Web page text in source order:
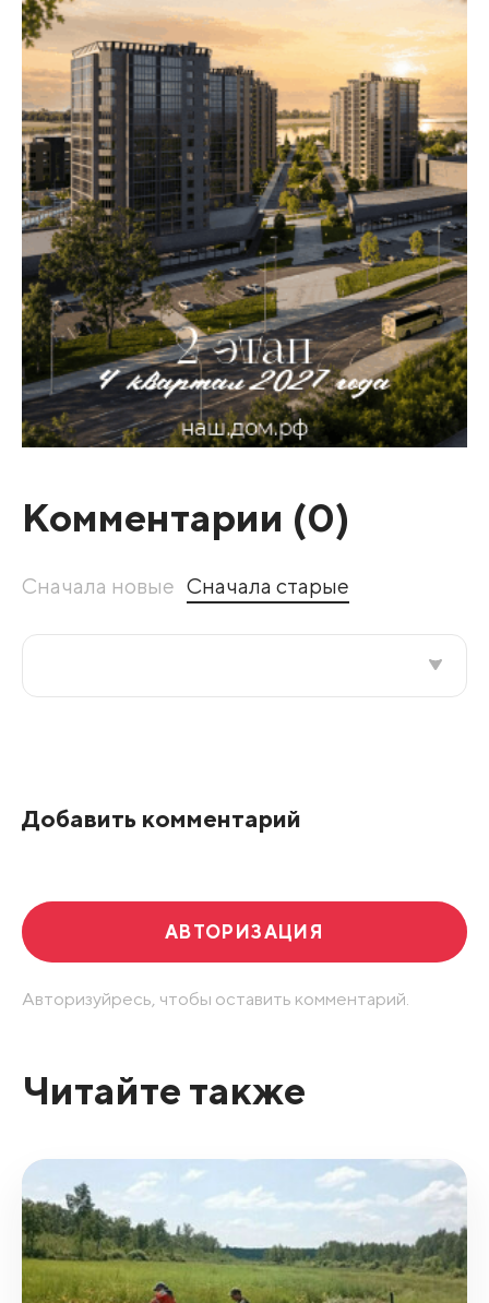
Комментарии (0)
Сначала новые Сначала старые
Добавить комментарий
АВТОРИЗАЦИЯ
Авторизуйресь, чтобы оставить комментарий.
Читайте также